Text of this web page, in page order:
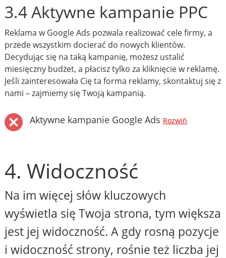
3.4 Aktywne kampanie PPC
Reklama w Google Ads pozwala realizować cele firmy, a
przede wszystkim docierać do nowych klientów.
Decydując się na taką kampanię, możesz ustalić
miesięczny budżet, a płacisz tylko za kliknięcie w reklamę.
Jeśli zainteresowała Cię ta forma reklamy, skontaktuj się z
nami – zajmiemy się Twoją kampanią.
Aktywne kampanie Google Ads Rozwiń
4. Widoczność
Na im więcej słów kluczowych
wyświetla się Twoja strona, tym większa
jest jej widoczność. A gdy rosną pozycje
i widoczność strony, rośnie też liczba jej